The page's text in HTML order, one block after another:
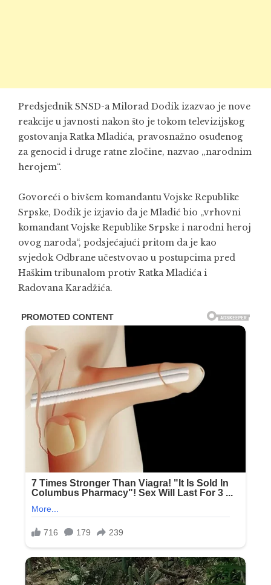
Predsjednik SNSD-a Milorad Dodik izazvao je nove
reakcije u javnosti nakon što je tokom televizijskog
gostovanja Ratka Mladića, pravosnažno osuđenog
za genocid i druge ratne zločine, nazvao „narodnim
herojem“.
Govoreći o bivšem komandantu Vojske Republike
Srpske, Dodik je izjavio da je Mladić bio „vrhovni
komandant Vojske Republike Srpske i narodni heroj
ovog naroda“, podsjećajući pritom da je kao
svjedok Odbrane učestvovao u postupcima pred
Haškim tribunalom protiv Ratka Mladića i
Radovana Karadžića.